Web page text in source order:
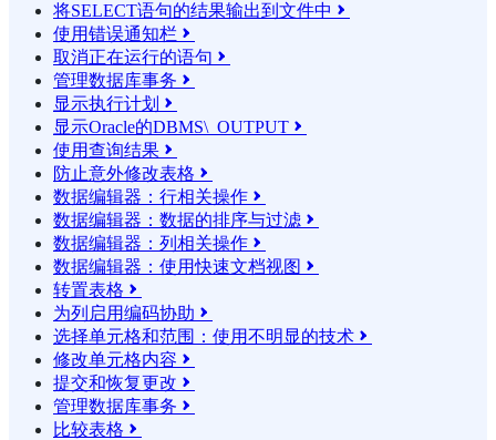
将SELECT语句的结果输​​出到文件中 
使用错误通知栏 
取消正在运行的语句 
管理数据库事务 
显示执行计划 
显示Oracle的DBMS\_OUTPUT 
使用查询结果 
防止意外修改表格 
数据编辑器：行相关操作 
数据编辑器：数据的排序与过滤 
数据编辑器：列相关操作 
数据编辑器：使用快速文档视图 
转置表格 
为列启用编码协助 
选择单元格和范围：使用不明显的技术 
修改单元格内容 
提交和恢复更改 
管理数据库事务 
比较表格 